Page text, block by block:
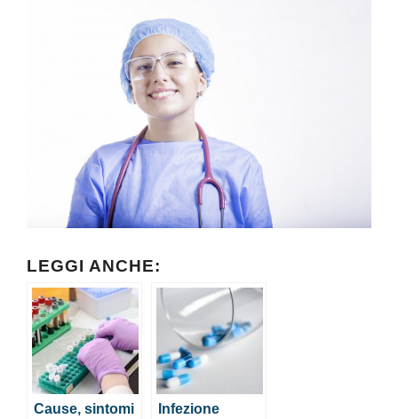
LEGGI ANCHE:
Cause, sintomi
Infezione